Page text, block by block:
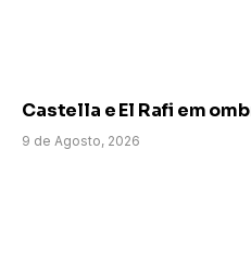
Castella e El Rafi em
9 de Agosto, 2026